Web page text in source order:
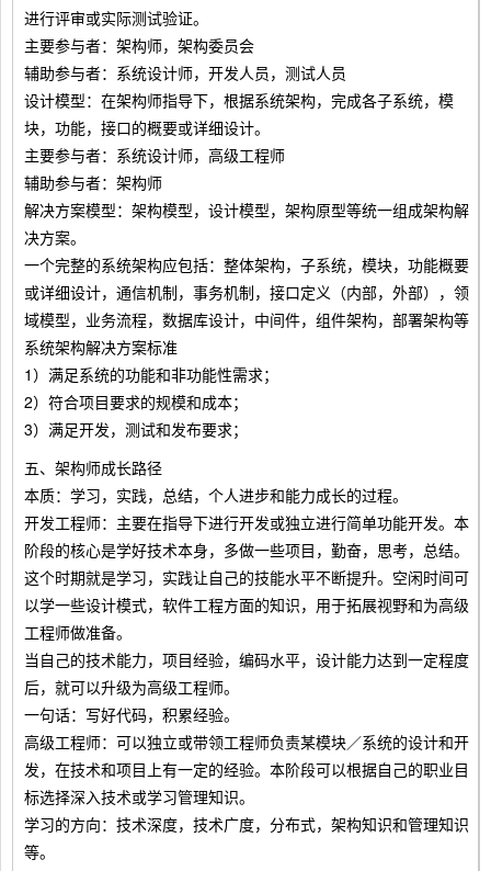
进行评审或实际测试验证。
主要参与者：架构师，架构委员会
辅助参与者：系统设计师，开发人员，测试人员
设计模型：在架构师指导下，根据系统架构，完成各子系统，模
块，功能，接口的概要或详细设计。
主要参与者：系统设计师，高级工程师
辅助参与者：架构师
解决方案模型：架构模型，设计模型，架构原型等统一组成架构解
决方案。
一个完整的系统架构应包括：整体架构，子系统，模块，功能概要
或详细设计，通信机制，事务机制，接口定义（内部，外部），领
域模型，业务流程，数据库设计，中间件，组件架构，部署架构等
系统架构解决方案标准
1）满足系统的功能和非功能性需求；
2）符合项目要求的规模和成本；
3）满足开发，测试和发布要求；
五、架构师成长路径
本质：学习，实践，总结，个人进步和能力成长的过程。
开发工程师：主要在指导下进行开发或独立进行简单功能开发。本
阶段的核心是学好技术本身，多做一些项目，勤奋，思考，总结。
这个时期就是学习，实践让自己的技能水平不断提升。空闲时间可
以学一些设计模式，软件工程方面的知识，用于拓展视野和为高级
工程师做准备。
当自己的技术能力，项目经验，编码水平，设计能力达到一定程度
后，就可以升级为高级工程师。
一句话：写好代码，积累经验。
高级工程师：可以独立或带领工程师负责某模块／系统的设计和开
发，在技术和项目上有一定的经验。本阶段可以根据自己的职业目
标选择深入技术或学习管理知识。
学习的方向：技术深度，技术广度，分布式，架构知识和管理知识
等。